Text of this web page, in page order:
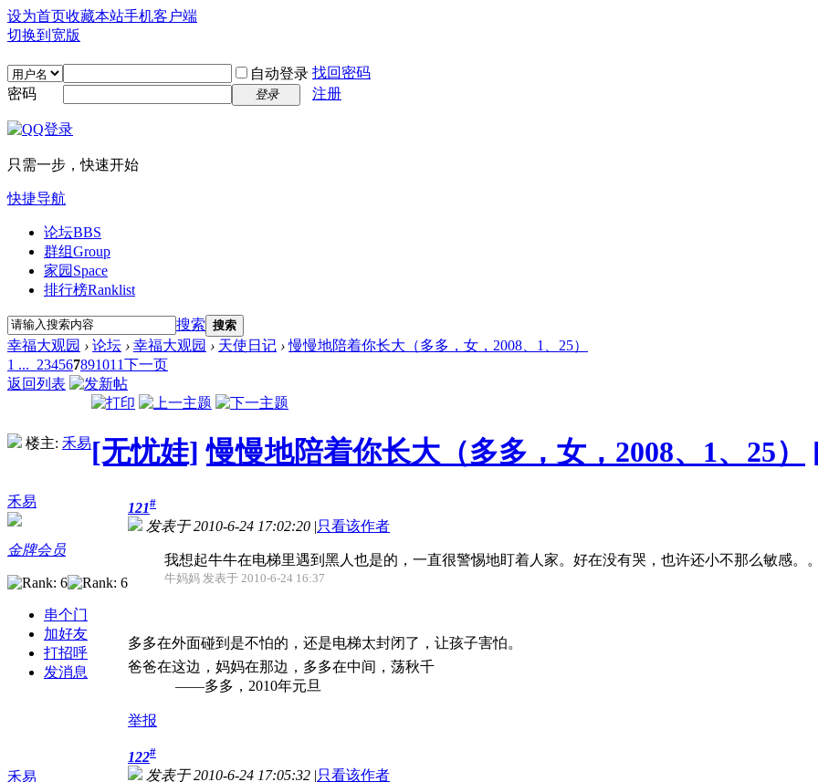
设为首页收藏本站手机客户端
切换到宽版
自动登录 找回密码
密码
登录 注册
只需一步，快速开始
快捷导航
论坛BBS
群组Group
家园 Space
排行榜Ranklist
搜索 搜索
幸福大观园 › 论坛 › 幸福大观园 › 天使日记 › 慢慢地陪着你长大（多多，女，2008、1、25）
1 ... 234567891011下一页
返回列表
楼主: 禾易[无忧娃] 慢慢地陪着你长大（多多，女，2008、1、25）
禾易
金牌会员
串个门
加好友
打招呼
发消息
121#
发表于 2010-6-24 17:02:20 |只看该作者
我想起牛牛在电梯里遇到黑人也是的，一直很警惕地盯着人家。好在没有哭，也许还小不那么敏感。
牛妈妈 发表于 2010-6-24 16:37
多多在外面碰到是不怕的，还是电梯太封闭了，让孩子害怕。
爸爸在这边，妈妈在那边，多多在中间，荡秋千
——多多，2010年元旦
举报
禾易
122#
发表于 2010-6-24 17:05:32 |只看该作者